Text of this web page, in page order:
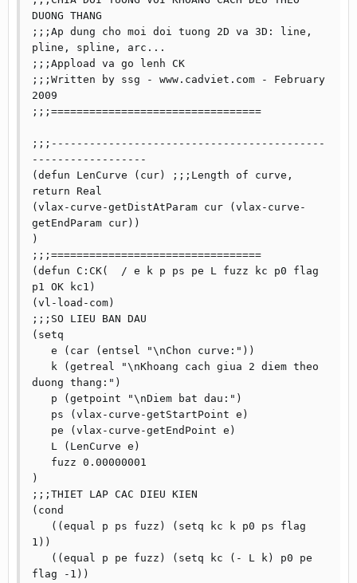
DUONG THANG
;;;Ap dung cho moi doi tuong 2D va 3D: line,
pline, spline, arc...
;;;Appload va go lenh CK
;;;Written by ssg - www.cadviet.com - February
2009
;;;=================================
;;;-------------------------------------------
------------------
(defun LenCurve (cur) ;;;Length of curve,
return Real
(vlax-curve-getDistAtParam cur (vlax-curve-
getEndParam cur))
)
;;;=================================
(defun C:CK(  / e k p ps pe L fuzz kc p0 flag
p1 OK kc1)
(vl-load-com)
;;;SO LIEU BAN DAU
(setq
duong thang:")
)
;;;THIET LAP CAC DIEU KIEN
(cond
1))
flag -1))